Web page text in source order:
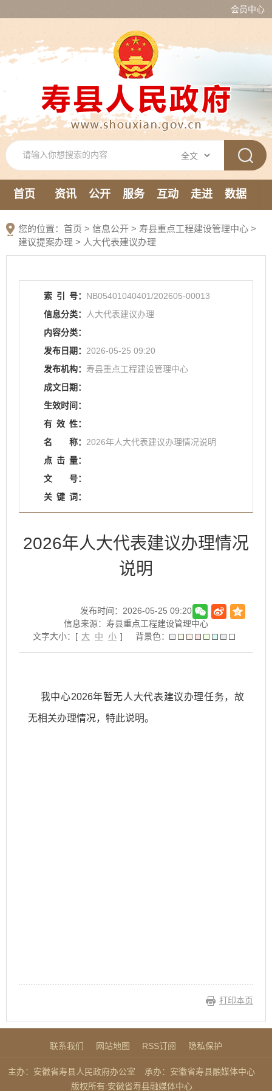
会员中心
首页 资讯 公开 服务 互动 走进
数据
您的位置： 首页 > 信息公开 > 寿县重点工程建设管理中心 >
建议提案办理 > 人大代表建议办理
索 引 号： NB05401040401/202605-00013
信息分类：
人大代表建议办理
内容分类：
发布日期： 2026-05-25 09:20
发布机构： 寿县重点工程建设管理中心
成文日期：
生效时间：
有 效 性：
名
称： 2026年人大代表建议办理情况说明
点 击 量：
文
号：
关 键 词：
2026年人大代表建议办理情况
说明
发布时间：2026-05-25 09:20
信息来源：寿县重点工程建设管理中心
文字大小：[ 大 中 小 ] 背景色：
我中心2026年暂无人大代表建议办理任务，故
无相关办理情况，特此说明。
打印本页
联系我们 网站地图 RSS订阅 隐私保护
主办：安徽省寿县人民政府办公室
承办：安徽省寿县融媒体中心
版权所有:安徽省寿县融媒体中心